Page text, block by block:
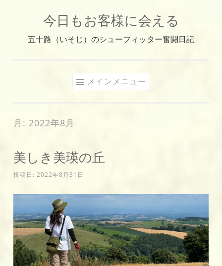
ッ
今日もお客様に会える
五十路（いそじ）のシューフィッター奮闘日記
メインメニュー
月: 2022年8月
美しき美瑛の丘
投稿日: 2022年8月31日